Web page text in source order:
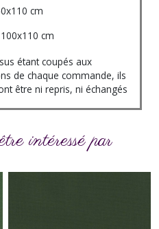
cm
cm
étant coupés aux
de chaque commande, ils
être ni repris, ni échangés
intéressé par